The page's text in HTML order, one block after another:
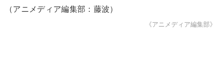
（アニメディア編集部：藤波）
《アニメディア編集部》